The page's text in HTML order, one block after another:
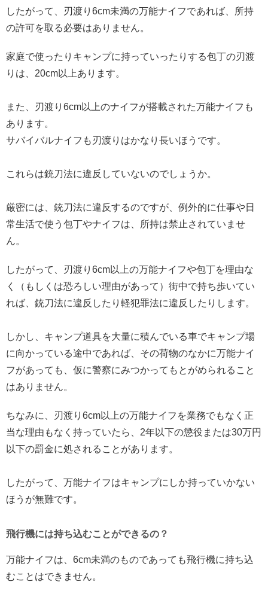
したがって、刃渡り6cm未満の万能ナイフであれば、所持
の許可を取る必要はありません。
家庭で使ったりキャンプに持っていったりする包丁の刃渡
りは、20cm以上あります。
また、刃渡り6cm以上のナイフが搭載された万能ナイフも
あります。
サバイバルナイフも刃渡りはかなり長いほうです。
これらは銃刀法に違反していないのでしょうか。
厳密には、銃刀法に違反するのですが、例外的に仕事や日
常生活で使う包丁やナイフは、所持は禁止されていませ
ん。
したがって、刃渡り6cm以上の万能ナイフや包丁を理由な
く（もしくは恐ろしい理由があって）街中で持ち歩いてい
れば、銃刀法に違反したり軽犯罪法に違反したりします。
しかし、キャンプ道具を大量に積んでいる車でキャンプ場
に向かっている途中であれば、その荷物のなかに万能ナイ
フがあっても、仮に警察にみつかってもとがめられること
はありません。
ちなみに、刃渡り6cm以上の万能ナイフを業務でもなく正
当な理由もなく持っていたら、2年以下の懲役または30万円
以下の罰金に処されることがあります。
したがって、万能ナイフはキャンプにしか持っていかない
ほうが無難です。
飛行機には持ち込むことができるの？
万能ナイフは、6cm未満のものであっても飛行機に持ち込
むことはできません。